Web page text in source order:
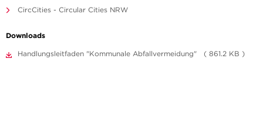
CircCities - Circular Cities NRW
Downloads
Handlungsleitfaden "Kommunale Abfallvermeidung" ( 861.2 KB )